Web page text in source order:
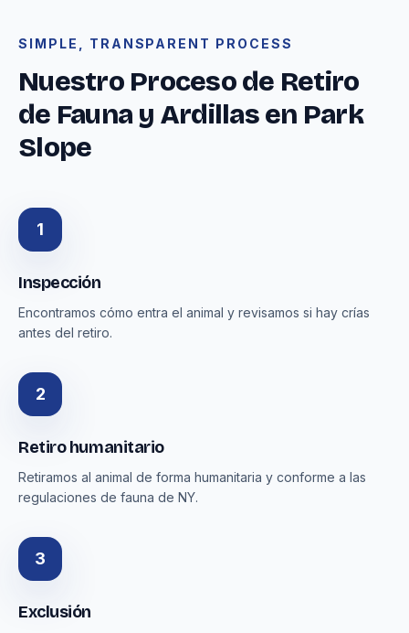
SIMPLE, TRANSPARENT PROCESS
Nuestro Proceso de Retiro
de Fauna y Ardillas en Park
Slope
1
Inspección
Encontramos cómo entra el animal y revisamos si hay crías
antes del retiro.
2
Retiro humanitario
Retiramos al animal de forma humanitaria y conforme a las
regulaciones de fauna de NY.
3
Exclusión